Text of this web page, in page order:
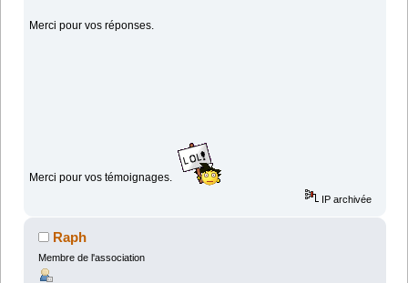
Merci pour vos réponses.
Merci pour vos témoignages.
IP archivée
Raph
Membre de l'association